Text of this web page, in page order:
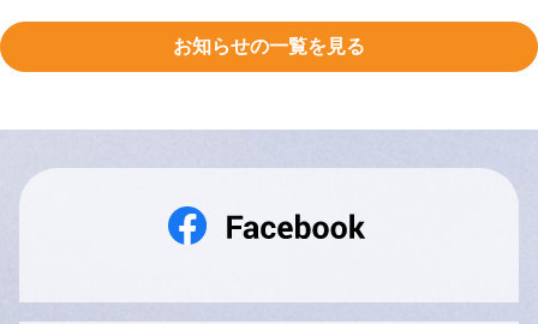
お知らせの一覧を見る